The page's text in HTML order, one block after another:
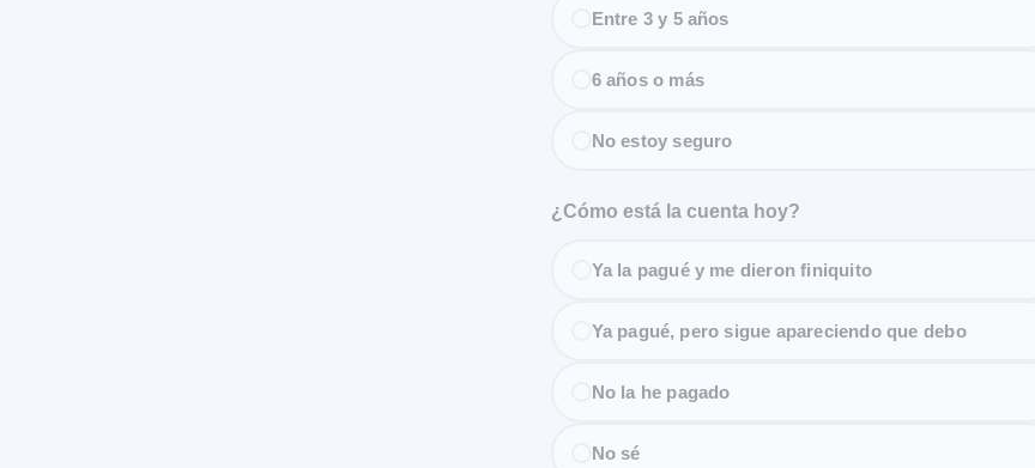
Entre 3 y 5 años
6 años o más
No estoy seguro
¿Cómo está la cuenta hoy?
Ya la pagué y me dieron finiquito
Ya pagué, pero sigue apareciendo que debo
No la he pagado
No sé